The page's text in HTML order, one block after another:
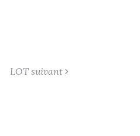
LOT suivant